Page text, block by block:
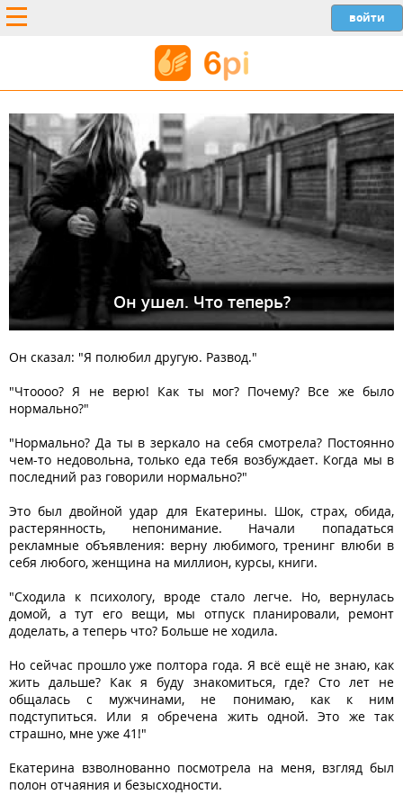
Он ушел. Что теперь?
Он сказал: "Я полюбил другую. Развод."
"Чтоооо? Я не верю! Как ты мог? Почему? Все же было
нормально?"
"Нормально? Да ты в зеркало на себя смотрела? Постоянно
чем-то недовольна, только еда тебя возбуждает. Когда мы в
последний раз говорили нормально?"
Это был двойной удар для Екатерины. Шок, страх, обида,
растерянность, непонимание. Начали попадаться
рекламные объявления: верну любимого, тренинг влюби в
себя любого, женщина на миллион, курсы, книги.
"Сходила к психологу, вроде стало легче. Но, вернулась
домой, а тут его вещи, мы отпуск планировали, ремонт
доделать, а теперь что? Больше не ходила.
Но сейчас прошло уже полтора года. Я всё ещё не знаю, как
жить дальше? Как я буду знакомиться, где? Сто лет не
общалась с мужчинами, не понимаю, как к ним
подступиться. Или я обречена жить одной. Это же так
страшно, мне уже 41!"
Екатерина взволнованно посмотрела на меня, взгляд был
полон отчаяния и безысходности.